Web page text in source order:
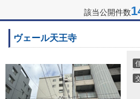
該当公開件数
ヴェール天王寺